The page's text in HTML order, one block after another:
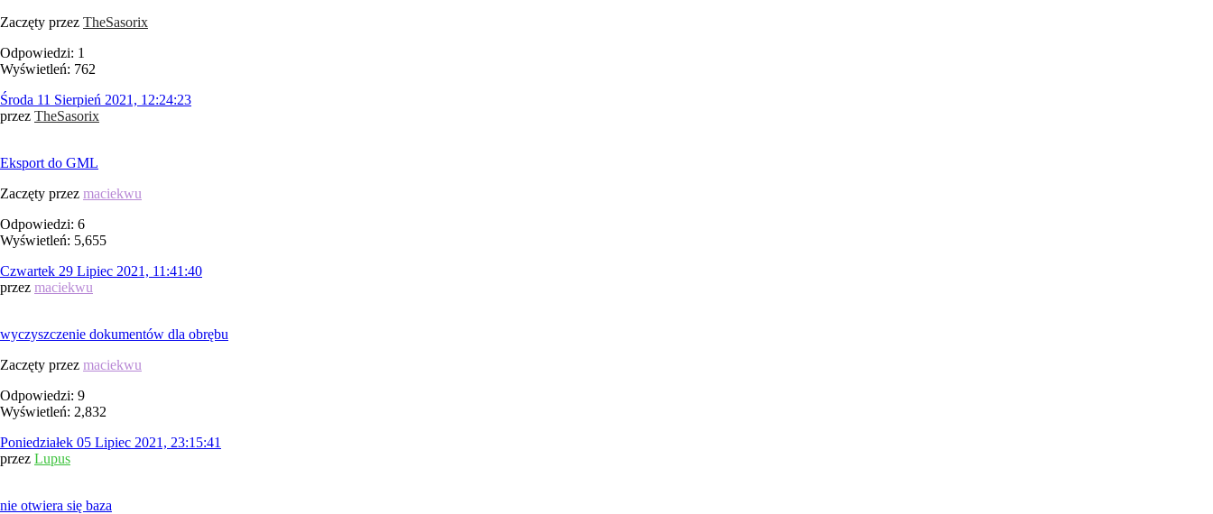
Zaczęty przez TheSasorix
Odpowiedzi: 1
Wyświetleń: 762
Środa 11 Sierpień 2021, 12:24:23
przez TheSasorix
Eksport do GML
Zaczęty przez maciekwu
Odpowiedzi: 6
Wyświetleń: 5,655
Czwartek 29 Lipiec 2021, 11:41:40
przez maciekwu
wyczyszczenie dokumentów dla obrębu
Zaczęty przez maciekwu
Odpowiedzi: 9
Wyświetleń: 2,832
Poniedziałek 05 Lipiec 2021, 23:15:41
przez Lupus
nie otwiera się baza